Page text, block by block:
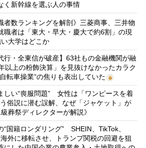
く新幹線を選ぶ人の事情
者数ランキングを解剖》三菱商事、三井物
職者は「東大・早大・慶大で約6割」の現
大学はどこか
行・全東信が破産】63社もの金融機関が融
以上の粉飾決算」を見抜けなかったカラク
転車操業”の焦りも表出していた
しい“喪服問題” 女性は「ワンピースを着
俗説に潜む誤解、なぜ「ジャケット」が
葬祭ディレクターが解説》
“国籍ロンダリング” SHEIN、TikTok、
外に移転させ、トランプ関税の回避を狙